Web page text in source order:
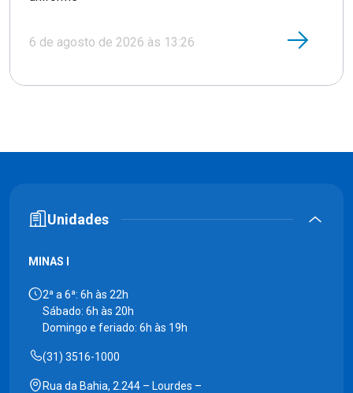
6 de agosto de 2026 às 13:26
Unidades
MINAS I
2ª a 6ª: 6h às 22h
Sábado: 6h às 20h
Domingo e feriado: 6h às 19h
(31) 3516-1000
Rua da Bahia, 2.244 – Lourdes –